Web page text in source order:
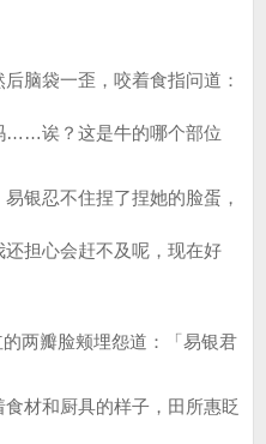
袋一歪，咬着食指问道：
……诶？这是牛的哪个部位
忍不住捏了捏她的脸蛋，
担心会赶不及呢，现在好
两瓣脸颊埋怨道：「易银君
材和厨具的样子，田所惠眨